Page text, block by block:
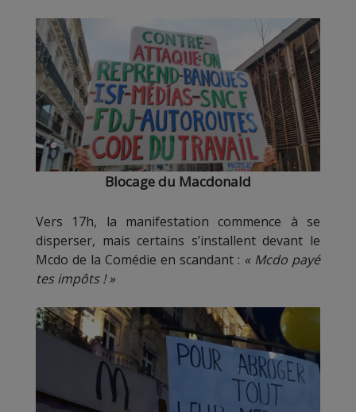
Blocage du Macdonald
Vers 17h, la manifestation commence à se
disperser, mais certains s’installent devant le
Mcdo de la Comédie en scandant : « Mcdo payé
tes impôts ! »